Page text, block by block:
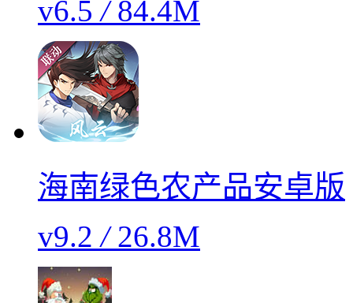
v6.5/84.4M
海南绿色农产品安卓版
v9.2/26.8M